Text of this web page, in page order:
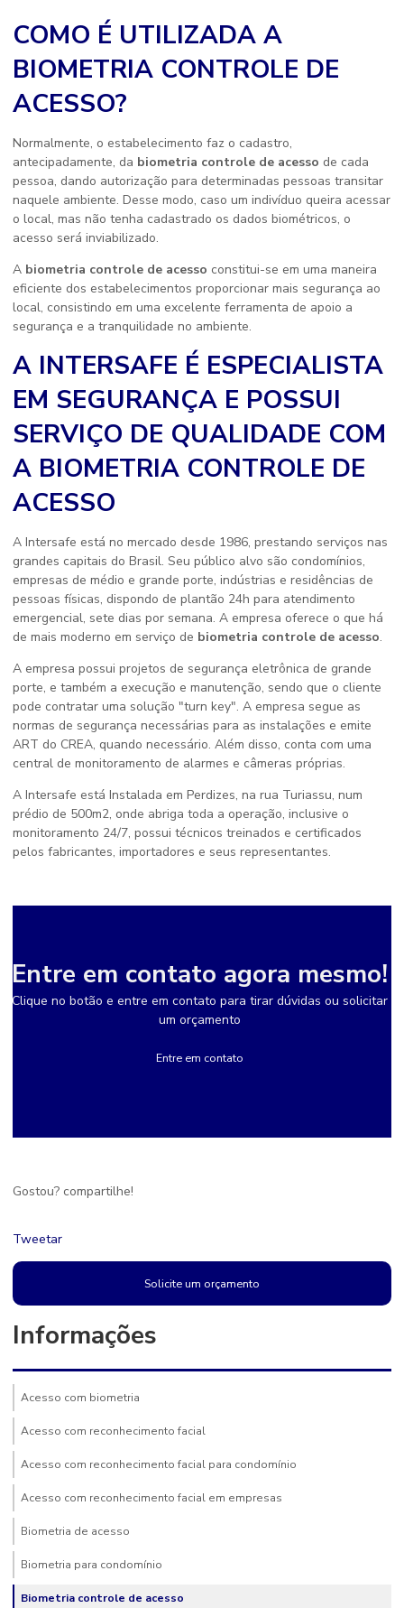
COMO É UTILIZADA A
BIOMETRIA CONTROLE DE
ACESSO?
Normalmente, o estabelecimento faz o cadastro,
antecipadamente, da biometria controle de acesso de cada
pessoa, dando autorização para determinadas pessoas transitar
naquele ambiente. Desse modo, caso um indivíduo queira acessar
o local, mas não tenha cadastrado os dados biométricos, o
acesso será inviabilizado.
A biometria controle de acesso constitui-se em uma maneira
eficiente dos estabelecimentos proporcionar mais segurança ao
local, consistindo em uma excelente ferramenta de apoio a
segurança e a tranquilidade no ambiente.
A INTERSAFE É ESPECIALISTA
EM SEGURANÇA E POSSUI
SERVIÇO DE QUALIDADE COM
A BIOMETRIA CONTROLE DE
ACESSO
A Intersafe está no mercado desde 1986, prestando serviços nas
grandes capitais do Brasil. Seu público alvo são condomínios,
empresas de médio e grande porte, indústrias e residências de
pessoas físicas, dispondo de plantão 24h para atendimento
emergencial, sete dias por semana. A empresa oferece o que há
de mais moderno em serviço de biometria controle de acesso.
A empresa possui projetos de segurança eletrônica de grande
porte, e também a execução e manutenção, sendo que o cliente
pode contratar uma solução "turn key". A empresa segue as
normas de segurança necessárias para as instalações e emite
ART do CREA, quando necessário. Além disso, conta com uma
central de monitoramento de alarmes e câmeras próprias.
A Intersafe está Instalada em Perdizes, na rua Turiassu, num
prédio de 500m2, onde abriga toda a operação, inclusive o
monitoramento 24/7, possui técnicos treinados e certificados
pelos fabricantes, importadores e seus representantes.
Entre em contato agora mesmo!
Clique no botão e entre em contato para tirar dúvidas ou solicitar
um orçamento
Entre em contato
Gostou? compartilhe!
Tweetar
Solicite um orçamento
Informações
Acesso com biometria
Acesso com reconhecimento facial
Acesso com reconhecimento facial para condomínio
Acesso com reconhecimento facial em empresas
Biometria de acesso
Biometria para condomínio
Biometria controle de acesso